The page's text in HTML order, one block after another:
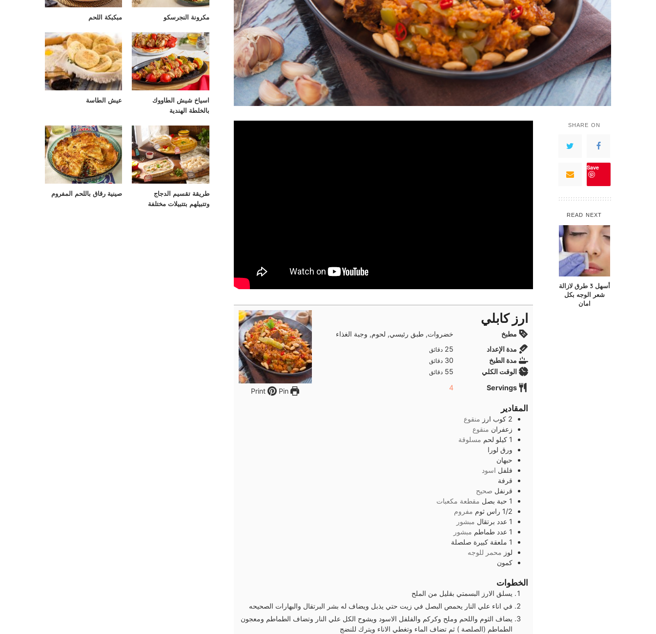
SHARE ON
Save
READ NEXT
أسهل 3 طرق لازالة
شعر الوجه بكل
امان
Print
Pin
ارز كابلي
مطبخ
خضروات, طبق رئيسي, لحوم, وجبة الغذاء
مدة الإعداد
25دقائق
دقائق
مدة الطبخ 30دقائق
دقائق
الوقت الكلي 55دقائق
دقائق
Servings
4
المقادير
2 كوب ارز منقوع
زعفران منقوع
1 كيلو لحم مسلوقة
ورق لورا
حبهان
فلفل اسود
قرفة
قرنفل صحيح
1 حبة بصل مقطعة مكعبات
1/2 راس ثوم مفروم
1 عدد برتقال مبشور
1 عدد طماطم مبشور
1 ملعقة كبيرة صلصلة
لوز محمر للوجه
كمون
الخطوات
يسلق الارز البسمتي بقليل من الملح
في اناء علي النار يحمص البصل في زيت حتي يذبل ويضاف له بشر البرتقال والبهارات الصحيحه
يضاف الثوم واللحم وملح وكركم والفلفل الاسود ويشوح الكل علي النار وتضاف الطماطم ومعجون
الطماطم (الصلصة ) ثم تضاف الماء وتغطي الاناء ويترك للنضج
مكرونة النجرسكو مبكبكة اللحم
اسياخ شيش الطاووك
بالخلطة الهندية
عيش الطاسة
طريقة تقسيم الدجاج
وتتبيلهم بتتبيلات مختلفة
صينية رقاق باللحم المفروم